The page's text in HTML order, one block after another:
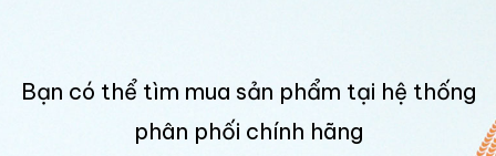
Bạn có thể tìm mua sản phẩm tại hệ thống
phân phối chính hãng